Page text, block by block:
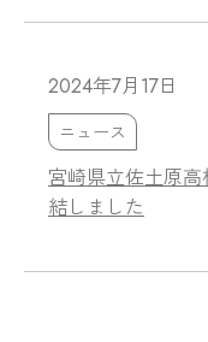
2024年7月17日
ニュース
宮崎県立佐土原
結しました